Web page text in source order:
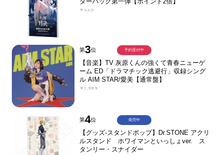
￥440
第3位
【音楽】TV 灰原くんの強くて青春ニューゲ
ーム ED「ドラマチック逃避行」収録シング
ル AIM STAR/愛美【通常盤】
￥1,999
予約受付中
第4位
【グッズ-スタンドポップ】Dr.STONE アクリ
ルスタンド ホワイマンといっしょver. ス
タンリー・スナイダー
発売中